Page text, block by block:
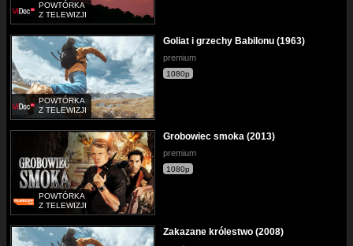
POWTÓRKA
Z TELEWIZJI
POWTÓRKA
Z TELEWIZJI
Goliat i grzechy Babilonu (1963)
premium
1080p
POWTÓRKA
Z TELEWIZJI
Grobowiec smoka (2013)
premium
1080p
Zakazane królestwo (2008)